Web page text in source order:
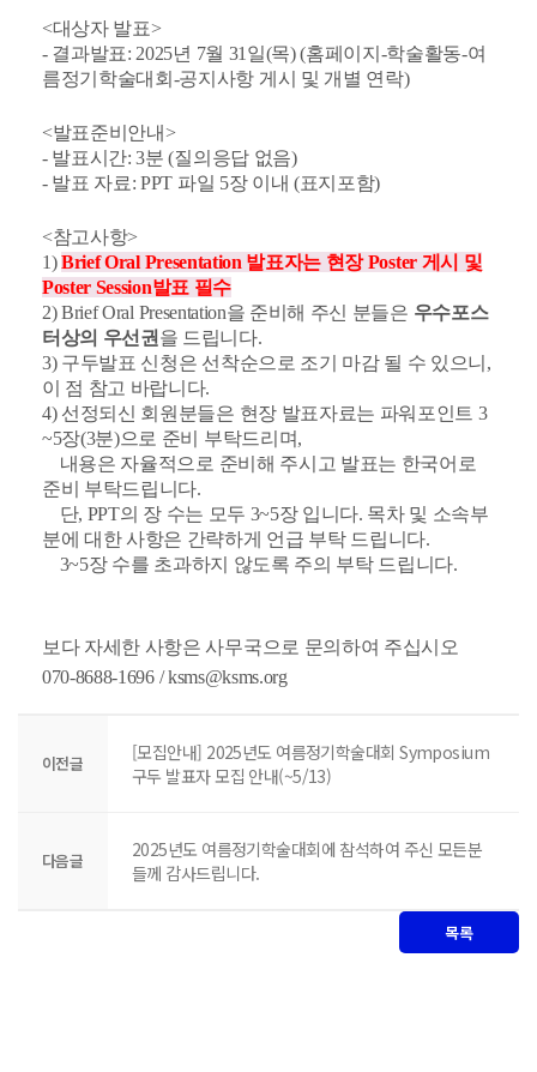
<대상자 발표>
- 결과발표: 2025년 7월 31일(목) (홈페이지-학술활동-여
름정기학술대회-공지사항 게시 및 개별 연락)
<발표준비안내>
- 발표시간: 3분 (질의응답 없음)
- 발표 자료: PPT 파일 5장 이내 (표지포함)
<참고사항>
1)Brief Oral Presentation 발표자는 현장 Poster 게시 및
Poster Session발표 필수
2) Brief Oral Presentation을 준비해 주신 분들은 우수포스
터상의 우선권 을 드립니다.
3) 구두발표 신청은 선착순으로 조기 마감 될 수 있으니,
이 점 참고 바랍니다.
4) 선정되신 회원분들은 현장 발표자료는 파워포인트 3
~5장(3분)으로 준비 부탁드리며,
내용은 자율적으로 준비해 주시고 발표는 한국어로
준비 부탁드립니다.
단, PPT의 장 수는 모두 3~5장 입니다. 목차 및 소속부
분에 대한 사항은 간략하게 언급 부탁 드립니다.
3~5장 수를 초과하지 않도록 주의 부탁 드립니다.
보다 자세한 사항은 사무국으로 문의하여 주십시오
070-8688-1696 / ksms@ksms.org
이전글
[모집안내] 2025년도 여름정기학술대회 Symposium
구두 발표자 모집 안내(~5/13)
다음글
2025년도 여름정기학술대회에 참석하여 주신 모든분
들께 감사드립니다.
목록